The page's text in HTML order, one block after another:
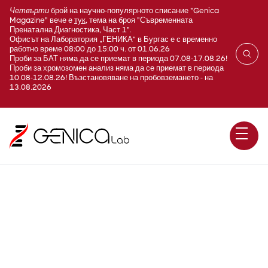
Четвърти брой на научно-популярното списание "Genica
Magazine" вече е тук, тема на броя "Съвременната
Пренатална Диагностика, Част 1".
Офисът на Лаборатория „ГЕНИКА“ в Бургас е с временно
работно време 08:00 до 15:00 ч. от 01.06.26
Проби за БАТ няма да се приемат в периода 07.08-17.08.26!
Проби за хромозомен анализ няма да се приемат в периода
10.08-12.08.26! Възстановяване на пробовземането - на
13.08.2026